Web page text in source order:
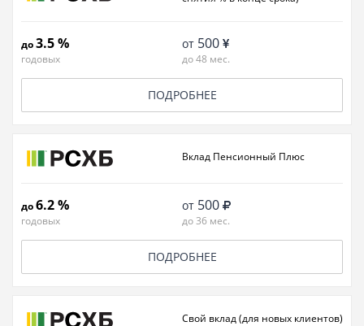
до3.5 %
годовых
от 500
до 48 мес.
ПОДРОБНЕЕ
Вклад Пенсионный Плюс
до6.2 %
годовых
от 500
до 36 мес.
ПОДРОБНЕЕ
Свой вклад (для новых клиентов)